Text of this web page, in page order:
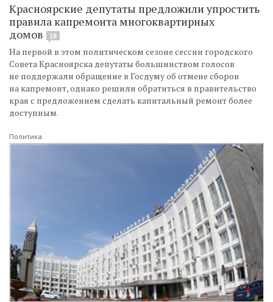
Красноярские депутаты предложили упростить
правила капремонта многоквартирных
домов
18
На первой в этом политическом сезоне сессии городского
Совета Красноярска депутаты большинством голосов
не поддержали обращение в Госдуму об отмене сборов
на капремонт, однако решили обратиться в правительство
края с предложением сделать капитальный ремонт более
доступным.
Политика